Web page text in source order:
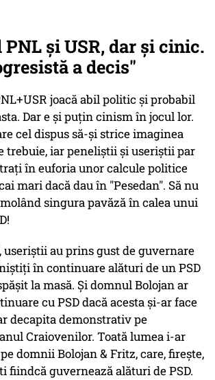
şi USR, dar şi cinic.
a decis"
joacă abil politic și probabil
Dar e și puțin cinism în jocul lor.
cel dispus să-și strice imaginea
trebuie, iar peneliștii și useriștii par
în euforia unor calcule politice
mari dacă dau în "Pesedan". Să nu
singura pavăză în calea unui
au prins gust de guvernare
în continuare alături de un PSD
la masă. Și domnul Bolojan ar
cu PSD dacă acesta și-ar face
decapita demonstrativ pe
Craiovenilor. Toată lumea i-ar
domnii Bolojan & Fritz, care, firește,
fiindcă guvernează alături de PSD.